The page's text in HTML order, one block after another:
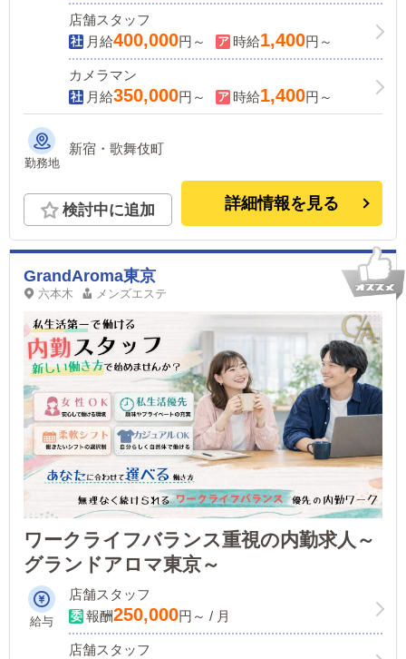
店舗スタッフ
月給400,000円～ 時給1,400円～
カメラマン
月給350,000円～ 時給1,400円～
勤務地
新宿・歌舞伎町
検討中に追加 詳細情報を見る
GrandAroma東京
六本木 メンズエステ
ワークライフバランス重視の内勤求人～
グランドアロマ東京～
給与
店舗スタッフ
報酬250,000円～ / 月
店舗スタッフ